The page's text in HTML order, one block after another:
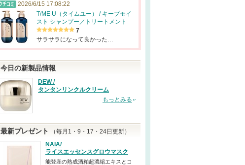
2026/6/15 17:08:22
T/ME U（タイムユー） / キープモイ
スト シャンプー／トリートメント
7
サラサラになって良かった…
今日の新製品情報
DEW /
タンタンリンクルクリーム
もっとみる
最新プレゼント
（毎月1・9・17・24日更新）
NAIA/
ライスエッセンスグロウマスク
能登産の熟成酒粕超濃縮エキスとコ